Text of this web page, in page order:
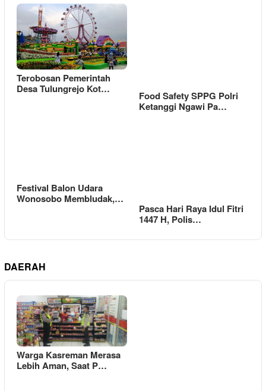
Terobosan Pemerintah
Desa Tulungrejo Kot…
Food Safety SPPG Polri
Ketanggi Ngawi Pa…
Festival Balon Udara
Wonosobo Membludak,…
Pasca Hari Raya Idul Fitri
1447 H, Polis…
DAERAH
Warga Kasreman Merasa
Lebih Aman, Saat P…